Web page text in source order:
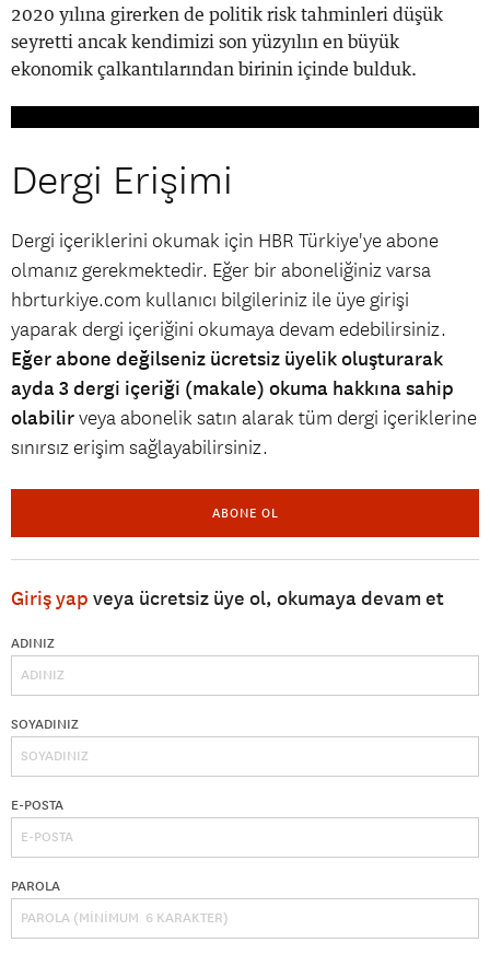
2020 yılına girerken de politik risk tahminleri düşük
seyretti ancak kendimizi son yüzyılın en büyük
ekonomik çalkantılarından birinin içinde bulduk.
Dergi Erişimi
Dergi içeriklerini okumak için HBR Türkiye'ye abone
olmanız gerekmektedir. Eğer bir aboneliğiniz varsa
hbrturkiye.com kullanıcı bilgileriniz ile üye girişi
yaparak dergi içeriğini okumaya devam edebilirsiniz.
Eğer abone değilseniz ücretsiz üyelik oluşturarak
ayda 3 dergi içeriği (makale) okuma hakkına sahip
olabilirveya abonelik satın alarak tüm dergi içeriklerine
sınırsız erişim sağlayabilirsiniz.
ABONE OL
Giriş yap veya ücretsiz üye ol, okumaya devam et
ADINIZ
SOYADINIZ
E-POSTA
PAROLA